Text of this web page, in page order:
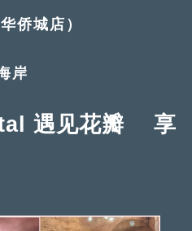
城店）
岸
遇见花瓣 享